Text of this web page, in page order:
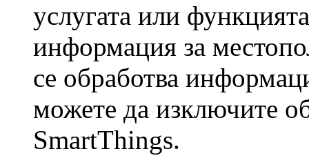
услугата или
информация за
се обработва
можете да изключите
SmartThings.